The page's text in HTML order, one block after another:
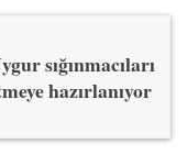
sığınmacıları
hazırlanıyor